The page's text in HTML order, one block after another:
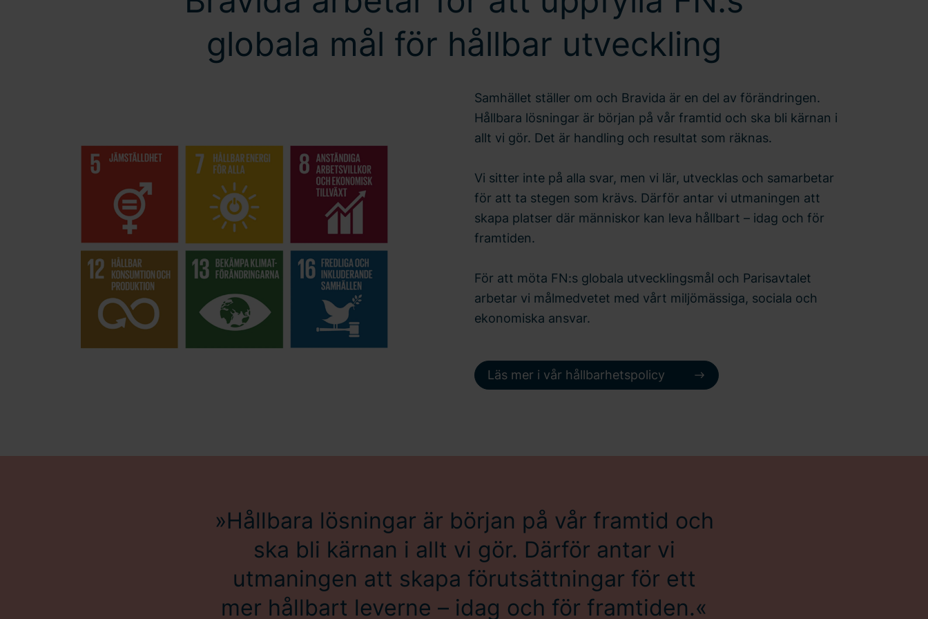
globala mål för hållbar utveckling
Samhället ställer om och Bravida är en del av förändringen.
Hållbara lösningar är början på vår framtid och ska bli kärnan i
allt vi gör. Det är handling och resultat som räknas.
Vi sitter inte på alla svar, men vi lär, utvecklas och samarbetar
för att ta stegen som krävs. Därför antar vi utmaningen att
skapa platser där människor kan leva hållbart – idag och för
framtiden.
För att möta FN:s globala utvecklingsmål och Parisavtalet
arbetar vi målmedvetet med vårt miljömässiga, sociala och
ekonomiska ansvar.
Läs mer i vår hållbarhetspolicy
Hållbara lösningar är början på vår framtid och
ska bli kärnan i allt vi gör. Därför antar vi
utmaningen att skapa förutsättningar för ett
mer hållbart leverne – idag och för framtiden.